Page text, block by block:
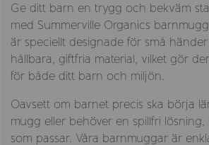
Ge ditt barn en trygg och bekväm
med Summerville Organics
är speciellt designade för små
hållbara, giftfria material, vilket gör
för både ditt barn och miljön.
Oavsett om barnet precis ska börja
mugg eller behöver en spillfri
som passar. Våra barnmuggar är